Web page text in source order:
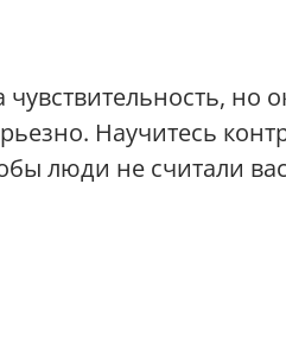
но
Научитесь
люди не считали